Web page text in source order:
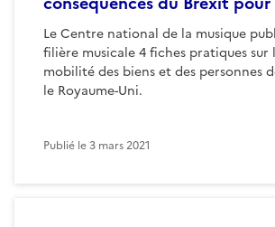
Le Centre national de la musique
filière musicale 4 fiches pratiques sur
mobilité des biens et des personnes
le Royaume-Uni.
Publié le3 mars 2021